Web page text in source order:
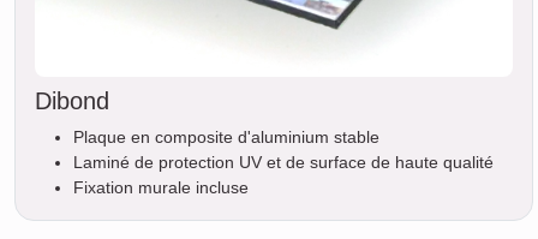
Dibond
Plaque en composite d'aluminium stable
Laminé de protection UV et de surface de haute qualité
Fixation murale incluse